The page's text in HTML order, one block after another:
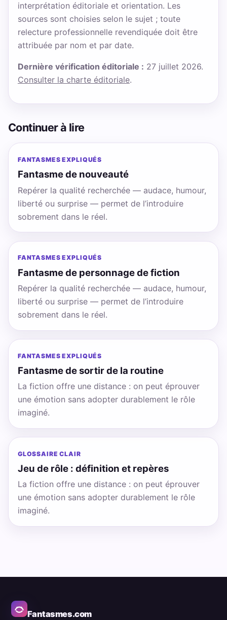
interprétation éditoriale et orientation. Les
sources sont choisies selon le sujet ; toute
relecture professionnelle revendiquée doit être
attribuée par nom et par date.
Dernière vérification éditoriale : 27 juillet 2026.
Consulter la charte éditoriale.
Continuer à lire
FANTASMES EXPLIQUÉS
Fantasme de nouveauté
Repérer la qualité recherchée — audace, humour,
liberté ou surprise — permet de l’introduire
sobrement dans le réel.
FANTASMES EXPLIQUÉS
Fantasme de personnage de fiction
Repérer la qualité recherchée — audace, humour,
liberté ou surprise — permet de l’introduire
sobrement dans le réel.
FANTASMES EXPLIQUÉS
Fantasme de sortir de la routine
La fiction offre une distance : on peut éprouver
une émotion sans adopter durablement le rôle
imaginé.
GLOSSAIRE CLAIR
Jeu de rôle : définition et repères
La fiction offre une distance : on peut éprouver
une émotion sans adopter durablement le rôle
imaginé.
Fantasmes.com